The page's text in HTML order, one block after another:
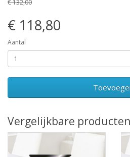
€ 132,00
€ 118,80
Aantal
Vergelijkbare producten